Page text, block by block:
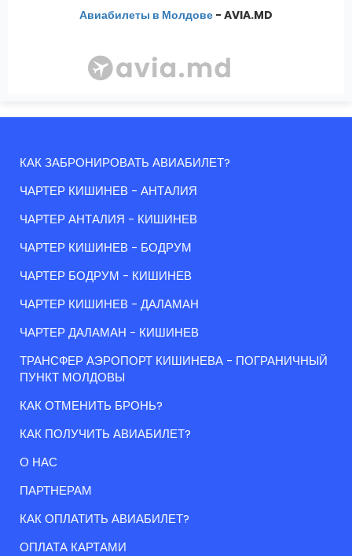
Авиабилеты в Молдове - AVIA.MD
КАК ЗАБРОНИРОВАТЬ АВИАБИЛЕТ?
ЧАРТЕР КИШИНЕВ - АНТАЛИЯ
ЧАРТЕР АНТАЛИЯ - КИШИНЕВ
ЧАРТЕР КИШИНЕВ - БОДРУМ
ЧАРТЕР БОДРУМ - КИШИНЕВ
ЧАРТЕР КИШИНЕВ - ДАЛАМАН
ЧАРТЕР ДАЛАМАН - КИШИНЕВ
ТРАНСФЕР АЭРОПОРТ КИШИНЕВА - ПОГРАНИЧНЫЙ
ПУНКТ МОЛДОВЫ
КАК ОТМЕНИТЬ БРОНЬ?
КАК ПОЛУЧИТЬ АВИАБИЛЕТ?
О НАС
ПАРТНЕРАМ
КАК ОПЛАТИТЬ АВИАБИЛЕТ?
ОПЛАТА КАРТАМИ